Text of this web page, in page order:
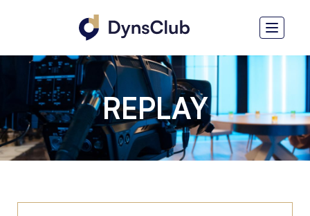
REPLAY